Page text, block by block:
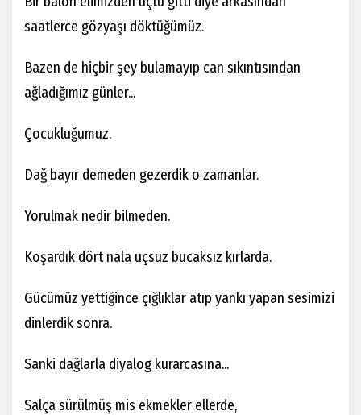
saatlerce gözyaşı döktüğümüz.
Bazen de hiçbir şey bulamayıp can sıkıntısından
ağladığımız günler...
Çocukluğumuz.
Dağ bayır demeden gezerdik o zamanlar.
Yorulmak nedir bilmeden.
Koşardık dört nala uçsuz bucaksız kırlarda.
Gücümüz yettiğince çığlıklar atıp yankı yapan sesimizi
dinlerdik sonra.
Sanki dağlarla diyalog kurarcasına...
Salça sürülmüş mis ekmekler ellerde,